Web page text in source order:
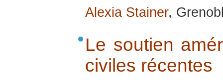
Alexia Stainer,
Le soutien
civiles récentes